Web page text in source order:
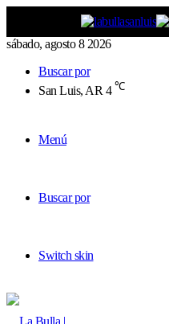
sábado, agosto 8 2026
Buscar por
San Luis, AR 4 ℃
Menú
Buscar por
Switch skin